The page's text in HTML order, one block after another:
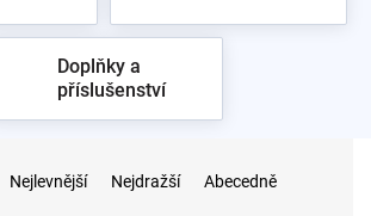
Doplňky a
příslušenství
Nejlevnější Nejdražší Abecedně